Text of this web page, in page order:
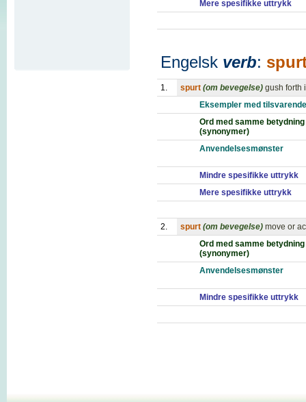
Mere spesifikke uttrykk
Engelsk verb:
1. spurt (om bevegelse) gush forth
Eksempler med
Ord med samme betydning
(synonymer)
Anvendelsesmønster
Mindre spesifikke uttrykk
Mere spesifikke uttrykk
2. spurt (om bevegelse) move or
Ord med samme betydning
(synonymer)
Anvendelsesmønster
Mindre spesifikke uttrykk